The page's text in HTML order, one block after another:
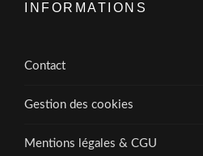
INFORMATIONS
Contact
Gestion des cookies
Mentions légales & CGU